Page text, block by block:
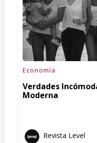
Economía
Verdades
Moderna
Revista Level